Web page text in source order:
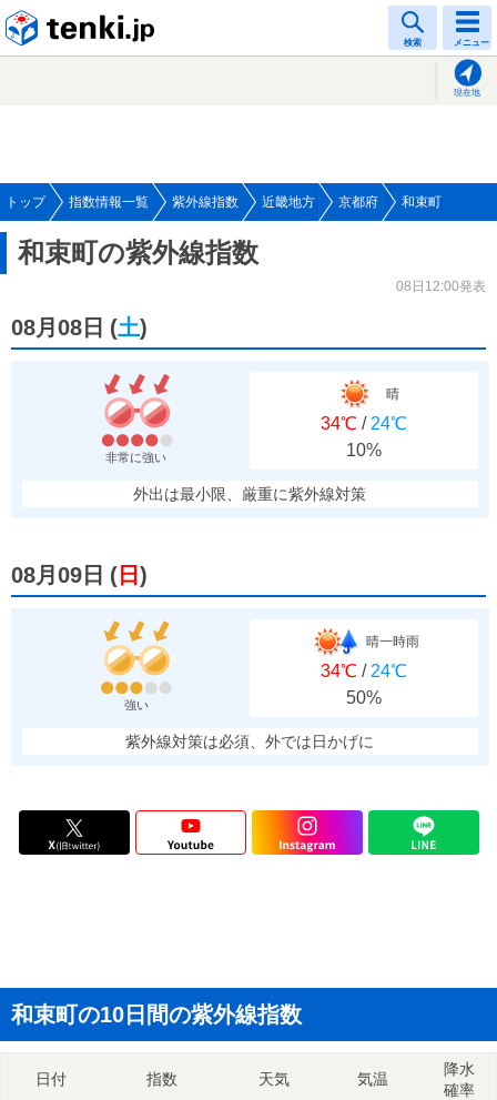
検索 メニュー
現在地
トップ 指数情報一覧 紫外線指数 近畿地方 京都府 和束町
和束町の紫外線指数
08日12:00発表
08月08日 (土)
非常に強い
晴
34℃ / 24℃
10%
外出は最小限、厳重に紫外線対策
08月09日 ( 日 )
強い
晴一時雨
34℃ / 24℃
50%
紫外線対策は必須、外では日かげに
和束町の10日間の紫外線指数
日付 指数 天気 気温
降水
確率